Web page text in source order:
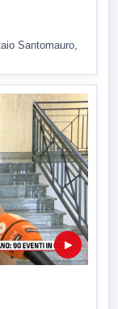
Santomauro,
▶